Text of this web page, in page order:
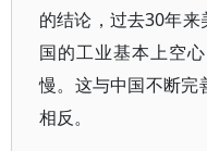
的结论，过去30年
国的工业基本上空
慢。这与中国不断完
相反。